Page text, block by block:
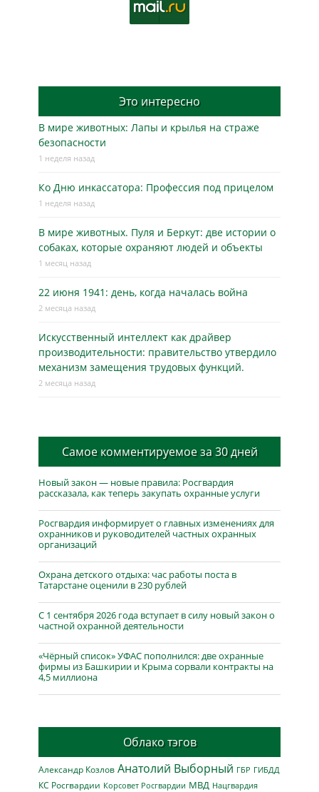
Это интересно
В мире животных: Лапы и крылья на страже
безопасности
1 неделя назад
Ко Дню инкассатора: Профессия под прицелом
1 неделя назад
В мире животных. Пуля и Беркут: две истории о
собаках, которые охраняют людей и объекты
1 месяц назад
22 июня 1941: день, когда началась война
2 месяца назад
Искусственный интеллект как драйвер
производительности: правительство утвердило
механизм замещения трудовых функций.
2 месяца назад
Самое комментируемое за 30 дней
Новый закон — новые правила: Росгвардия
рассказала, как теперь закупать охранные услуги
Росгвардия информирует о главных изменениях для
охранников и руководителей частных охранных
организаций
Охрана детского отдыха: час работы поста в
Татарстане оценили в 230 рублей
С 1 сентября 2026 года вступает в силу новый закон о
частной охранной деятельности
«Чёрный список» УФАС пополнился: две охранные
фирмы из Башкирии и Крыма сорвали контракты на
4,5 миллиона
Облако тэгов
Александр Козлов Анатолий Выборный ГБР ГИБДД
КС Росгвардии Корсовет Росгвардии МВД Нацгвардия